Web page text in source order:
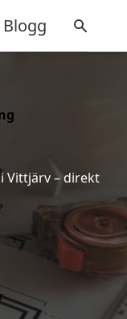
Blogg
Vittjärv – direkt